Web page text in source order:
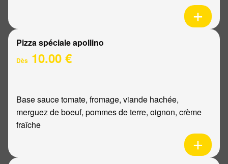
Pizza spéciale apollino
Dès 10.00 €
Base sauce tomate, fromage, viande hachée,
merguez de boeuf, pommes de terre, oignon, crème
fraîche